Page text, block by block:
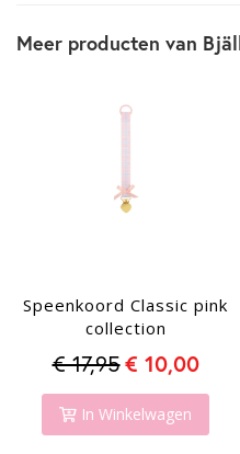
Meer producten van
Speenkoord Classic pink
collection
€ 17,95€ 10,00
In Winkelwagen